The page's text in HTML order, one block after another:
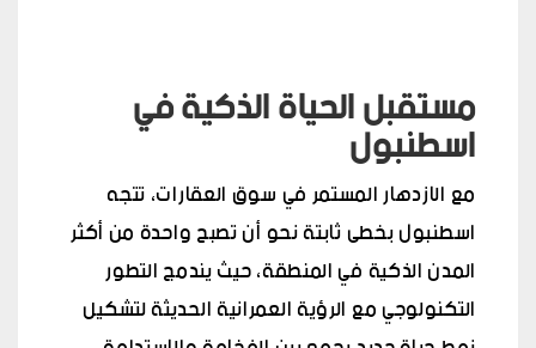
مستقبل الحياة الذكية في
اسطنبول
مع الازدهار المستمر في سوق العقارات، تتجه
اسطنبول بخطى ثابتة نحو أن تصبح واحدة من أكثر
المدن الذكية في المنطقة، حيث يندمج التطور
التكنولوجي مع الرؤية العمرانية الحديثة لتشكيل